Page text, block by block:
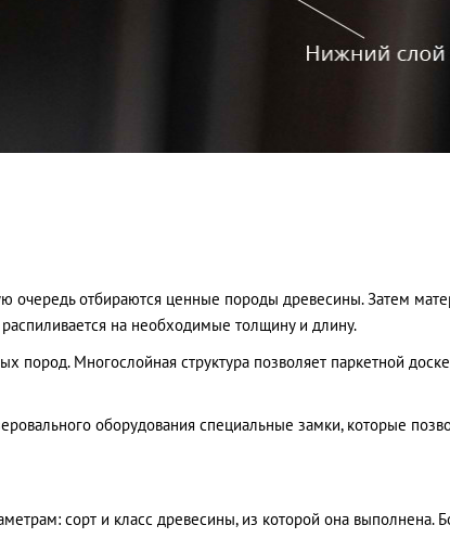
очередь отбираются ценные породы древесины. Затем
на необходимые толщину и длину.
Многослойная структура позволяет паркетной доске
оборудования специальные замки, которые
сорт и класс древесины, из которой она выполнена.